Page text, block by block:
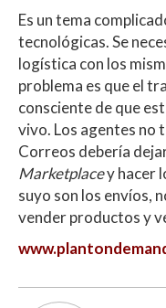
Es un tema
tecnológicas. Se
logística con los
problema es que el
consciente de que
vivo. Los agentes no
Correos debería
Marketplacey hacer
suyo son los envíos,
vender productos y